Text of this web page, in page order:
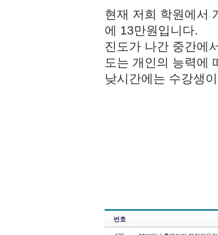
현재 저희 학원에서
에 13만원입니다.
진도가 나간 중간에
도는 개인의 능력에
낮시간에는 수강생
번호